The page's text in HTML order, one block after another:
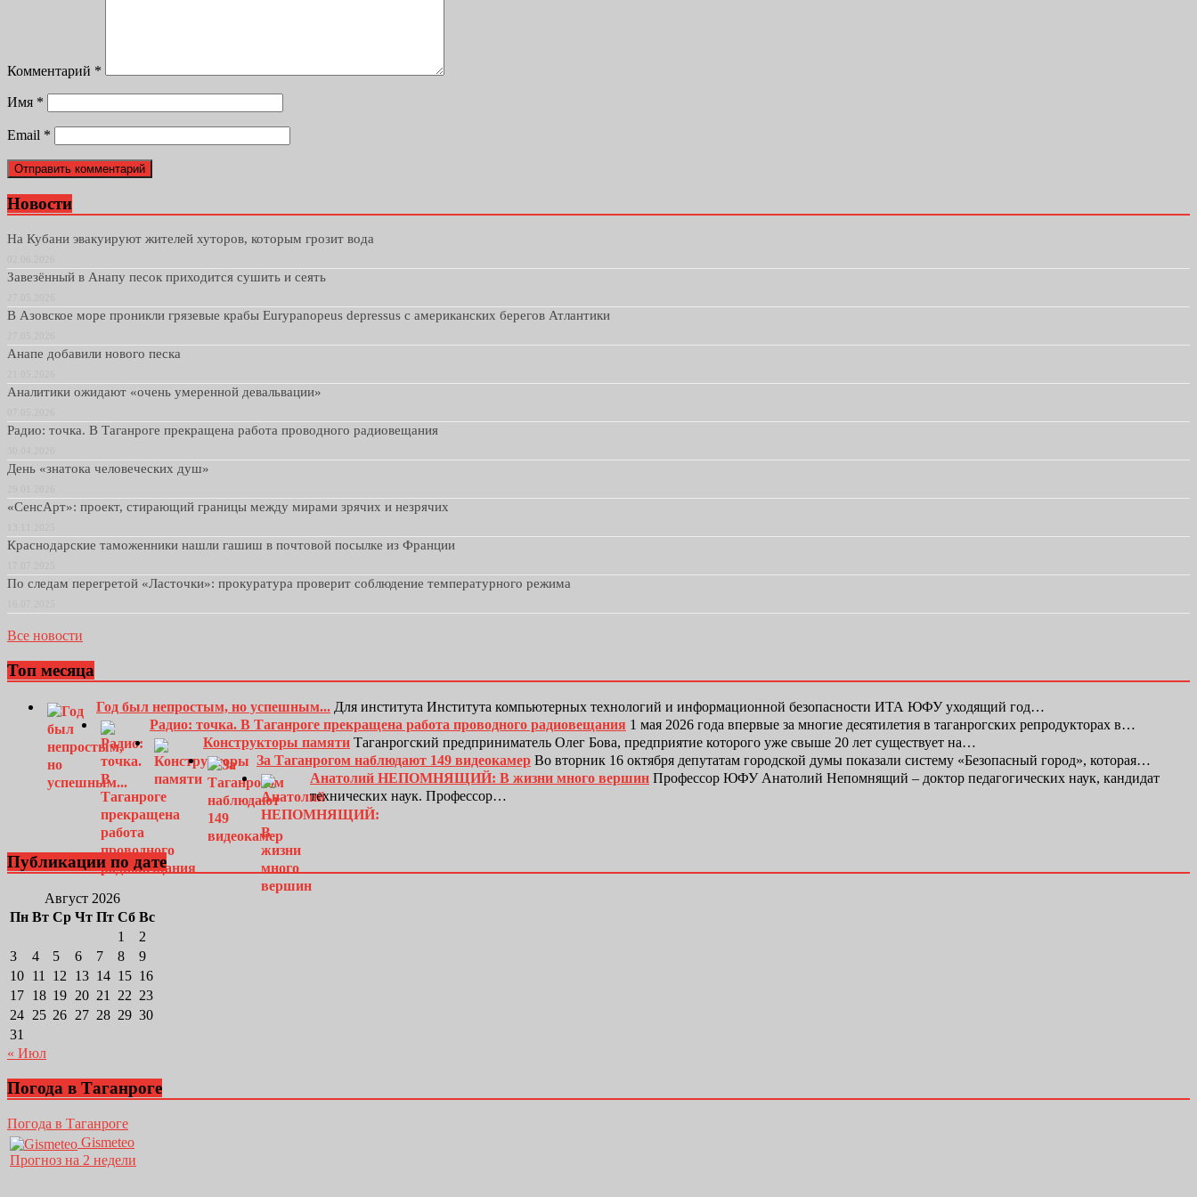
Комментарий *
Имя *
Email *
Новости
На Кубани эвакуируют жителей хуторов, которым грозит вода
Завезённый в Анапу песок приходится сушить и сеять
В Азовское море проникли грязевые крабы Eurypanopeus depressus с американских берегов Атлантики
Анапе добавили нового песка
Аналитики ожидают «очень умеренной девальвации»
Радио: точка. В Таганроге прекращена работа проводного радиовещания
День «знатока человеческих душ»
«СенсАрт»: проект, стирающий границы между мирами зрячих и незрячих
Краснодарские таможенники нашли гашиш в почтовой посылке из Франции
По следам перегретой «Ласточки»: прокуратура проверит соблюдение температурного режима
Все новости
Топ месяца
Год был непростым, но успешным... Для института Института компьютерных технологий и информационной безопасности ИТА ЮФУ уходящий год…
Радио: точка. В Таганроге прекращена работа проводного радиовещания 1 мая 2026 года впервые за многие десятилетия в таганрогских репродукторах в…
Конструкторы памяти Таганрогский предприниматель Олег Бова, предприятие которого уже свыше 20 лет существует на…
За Таганрогом наблюдают 149 видеокамер Во вторник 16 октября депутатам городской думы показали систему «Безопасный город», которая…
Анатолий НЕПОМНЯЩИЙ: В жизни много вершин Профессор ЮФУ Анатолий Непомнящий – доктор педагогических наук, кандидат
технических наук. Профессор…
Публикации по дате
Август 2026
Пн Вт Ср Чт Пт Сб Вс
1
2
3
4 5 6 7 8
9
10 11 12 13 14 15 16
17 18 19 20 21 22 23
24 25 26 27 28 29 30
31
« Июл
Погода в Таганроге
Погода в Таганроге
Gismeteo
Прогноз на 2 недели